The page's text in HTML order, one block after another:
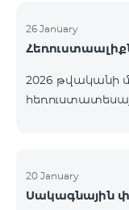
26 January
2026 թվականի
մուլտիպլեքս
կլինեն միայն
20 January
Սակագնային